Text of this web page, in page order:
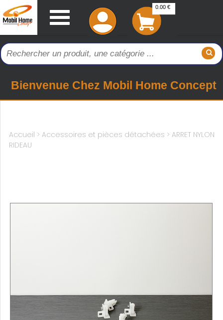
0.00 €
Bienvenue Chez Mobil Home Concept
Accueil > Accessoires et pièces détachées > ARRET NYLON
RIDEAU